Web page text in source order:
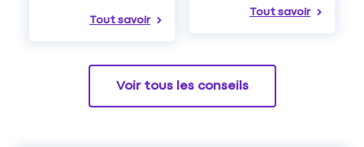
Tout savoir
Tout savoir
Voir tous les conseils